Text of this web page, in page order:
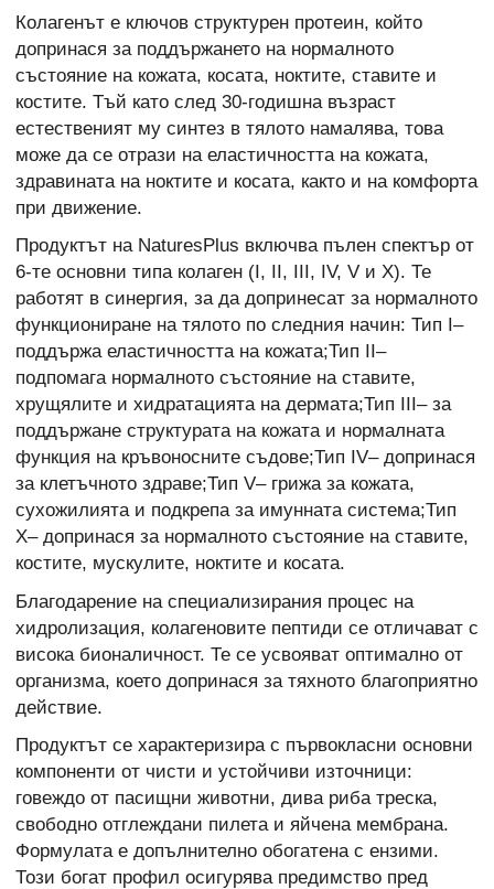
Колагенът е ключов структурен протеин, който
допринася за поддържането на нормалното
състояние на кожата, косата, ноктите, ставите и
костите. Тъй като след 30-годишна възраст
естественият му синтез в тялото намалява, това
може да се отрази на еластичността на кожата,
здравината на ноктите и косата, както и на комфорта
при движение.
Продуктът на NaturesPlus включва пълен спектър от
6-те основни типа колаген (I, II, III, IV, V и X). Те
работят в синергия, за да допринесат за нормалното
функциониране на тялото по следния начин: Тип I–
поддържа еластичността на кожата;Тип II–
подпомага нормалното състояние на ставите,
хрущялите и хидратацията на дермата;Тип III– за
поддържане структурата на кожата и нормалната
функция на кръвоносните съдове;Тип IV– допринася
за клетъчното здраве;Тип V– грижа за кожата,
сухожилията и подкрепа за имунната система;Тип
X– допринася за нормалното състояние на ставите,
костите, мускулите, ноктите и косата.
Благодарение на специализирания процес на
хидролизация, колагеновите пептиди се отличават с
висока бионаличност. Те се усвояват оптимално от
организма, което допринася за тяхното благоприятно
действие.
Продуктът се характеризира с първокласни основни
компоненти от чисти и устойчиви източници:
говеждо от пасищни животни, дива риба треска,
свободно отглеждани пилета и яйчена мембрана.
Формулата е допълнително обогатена с ензими.
Този богат профил осигурява предимство пред